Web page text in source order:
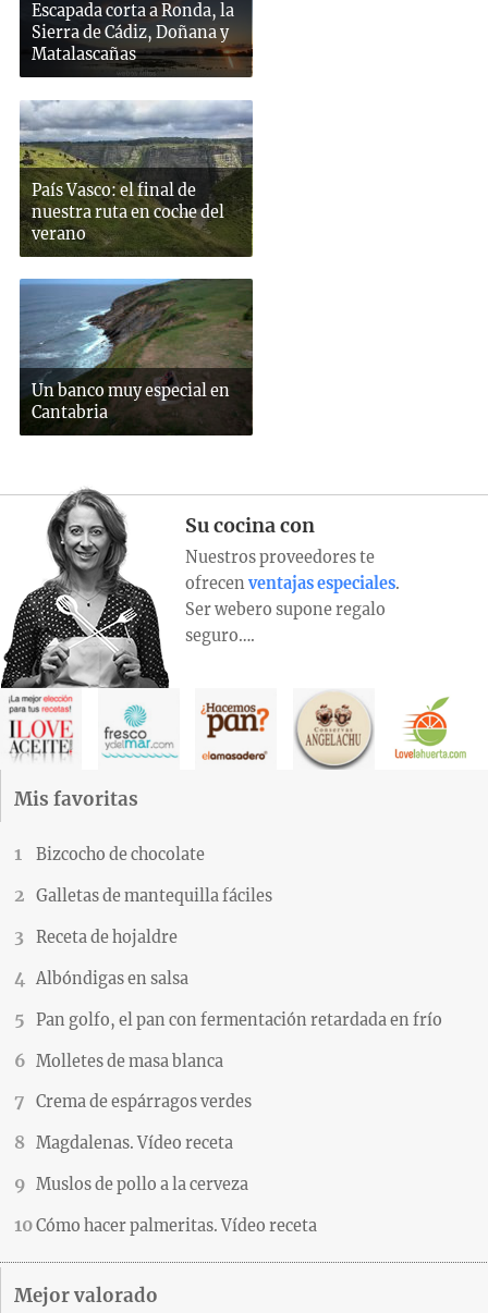
Escapada corta a Ronda, la
Sierra de Cádiz, Doñana y
Matalascañas
País Vasco: el final de
nuestra ruta en coche del
verano
Un banco muy especial en
Cantabria
Su cocina con
Nuestros proveedores te
ofrecen ventajas especiales.
Ser webero supone regalo
seguro….
Mis favoritas
Bizcocho de chocolate
Galletas de mantequilla fáciles
Receta de hojaldre
Albóndigas en salsa
Pan golfo, el pan con fermentación retardada en frío
Molletes de masa blanca
Crema de espárragos verdes
Magdalenas. Vídeo receta
Muslos de pollo a la cerveza
Cómo hacer palmeritas. Vídeo receta
Mejor valorado